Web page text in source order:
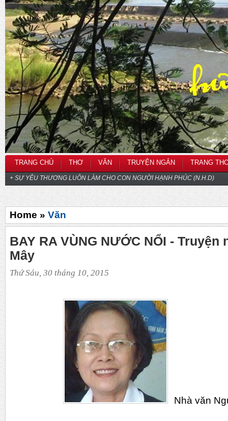
TRANG CHỦ THƠ VĂN TRUYỆN NGẮN TRANG
+ SỰ YÊU THƯƠNG LUÔN LÀM CHO CON NGƯỜI HẠNH PHÚC (N.H.D)
Home » Văn
BAY RA VÙNG NƯỚC NỔI - Truyện
Mây
Thứ Sáu, 30 tháng 10, 2015
Nhà văn